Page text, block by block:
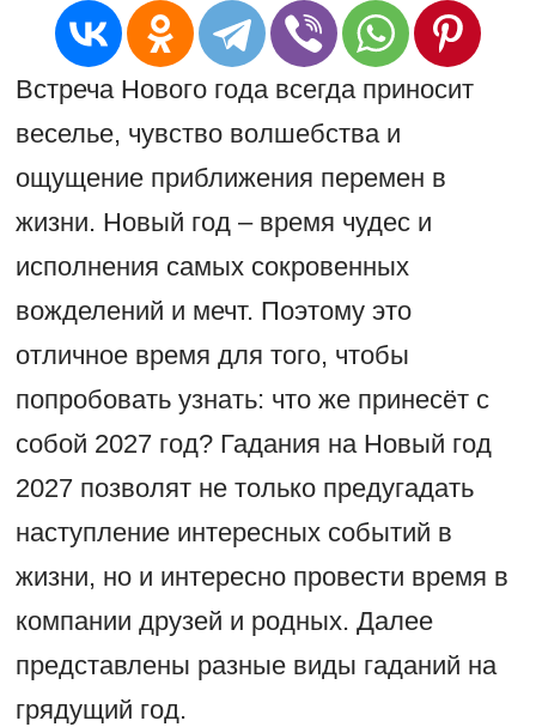
Встреча Нового года всегда приносит
веселье, чувство волшебства и
ощущение приближения перемен в
жизни. Новый год – время чудес и
исполнения самых сокровенных
вожделений и мечт. Поэтому это
отличное время для того, чтобы
попробовать узнать: что же принесёт с
собой 2027 год? Гадания на Новый год
2027 позволят не только предугадать
наступление интересных событий в
жизни, но и интересно провести время в
компании друзей и родных. Далее
представлены разные виды гаданий на
грядущий год.